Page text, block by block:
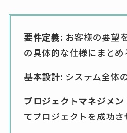
要件定義: お客様の要望
の具体的な仕様にまとめ
基本設計: システム全体
プロジェクトマネジメン
てプロジェクトを成功さ